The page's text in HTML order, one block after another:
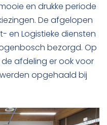
en drukke periode
De afgelopen
en Logistieke diensten
bezorgd. Op
afdeling er ook voor
opgehaald bij